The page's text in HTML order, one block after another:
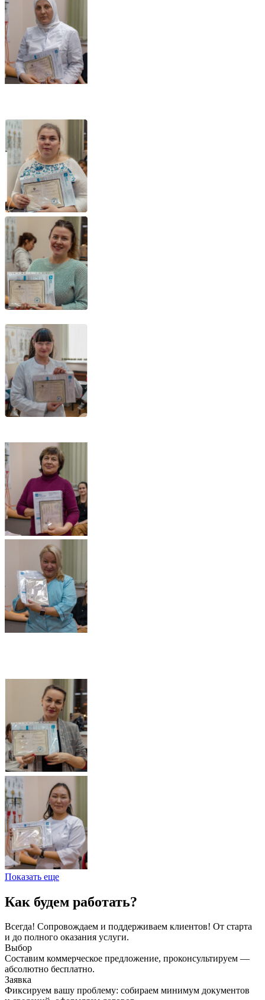
Показать еще
Как будем работать?
Всегда! Сопровождаем и поддерживаем клиентов! От старта
и до полного оказания услуги.
Выбор
Составим коммерческое предложение, проконсультируем —
абсолютно бесплатно.
Заявка
Фиксируем вашу проблему: собираем минимум документов